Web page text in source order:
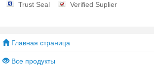
Trust Seal
Verified Suplier
Главная страница
Все продукты